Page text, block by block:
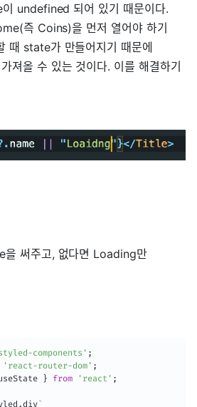
undefined 되어 있기 때문이다.
즉 Coins)을 먼저 열어야 하기
때 state가 만들어지기 때문에
져올 수 있는 것이다. 이를 해결하기
을 써주고, 없다면 Loading만
components' ;
'react-router-dom' ;
} from 'react' ;
.div`